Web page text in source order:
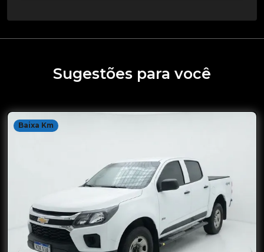
Sugestões para você
Baixa Km